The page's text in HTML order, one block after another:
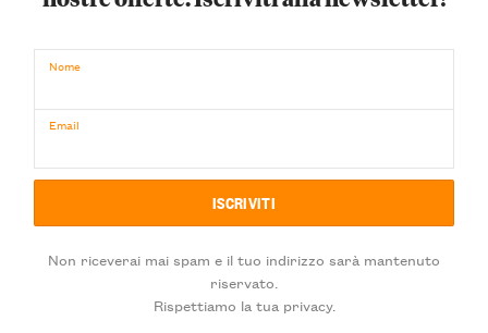
Nome
Email
Non riceverai mai spam e il tuo indirizzo sarà mantenuto
riservato.
Rispettiamo la tua privacy.